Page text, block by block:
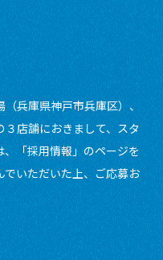
兵庫県神戸市兵庫区）、
店舗におきまして、スタ
「採用情報」のページを
でいただいた上、ご応募お